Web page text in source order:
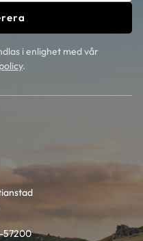
i enlighet med vår
.
57200